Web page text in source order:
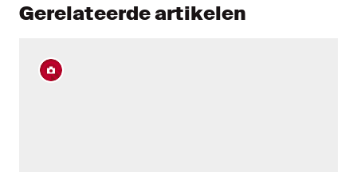
Gerelateerde artikelen